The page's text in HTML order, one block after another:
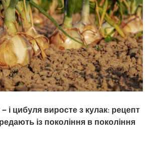
і цибуля виросте з кулак: рецепт
із покоління в покоління